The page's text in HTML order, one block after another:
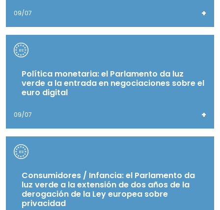
09/07 +
Política monetaria: el Parlamento da luz
verde a la entrada en negociaciones sobre el
euro digital
09/07 +
Consumidores / Infancia: el Parlamento da
luz verde a la extensión de dos años de la
derogación de la Ley europea sobre
privacidad